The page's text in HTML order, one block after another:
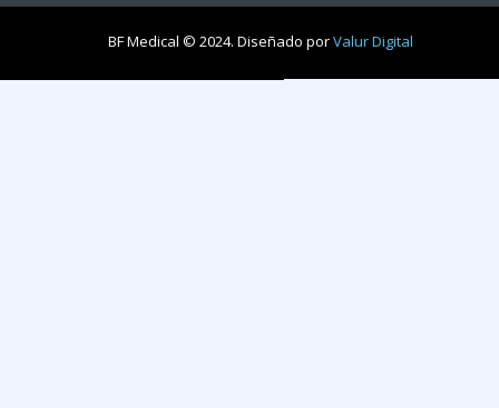
BF Medical © 2024. Diseñado porValur Digital